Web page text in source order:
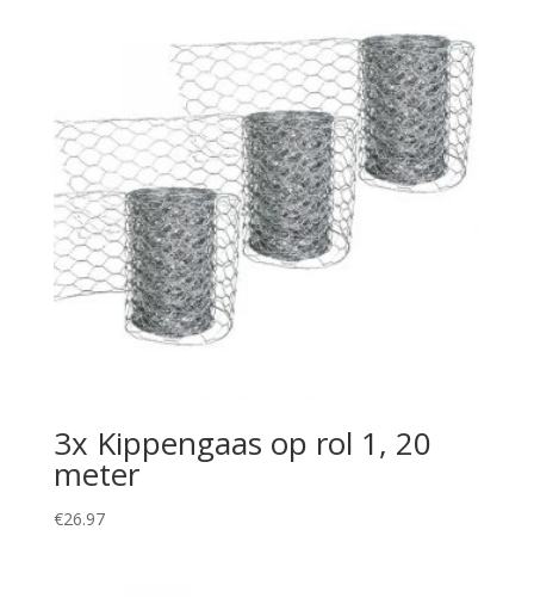
3x Kippengaas op rol 1, 20
meter
€26.97